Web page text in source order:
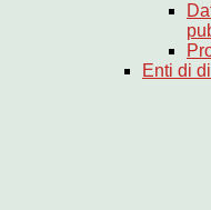
Enti di